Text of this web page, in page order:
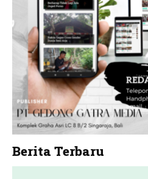
Berita Terbaru